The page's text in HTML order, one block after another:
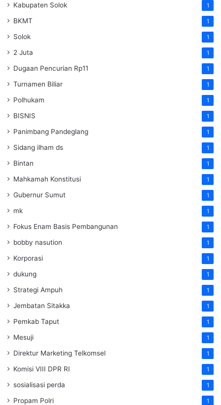
Kabupaten Solok 1
BKMT 1
Solok 1
2 Juta 1
Dugaan Pencurian Rp11 1
Turnamen Biliar 1
Polhukam 1
BISNIS 1
Panimbang Pandeglang 1
Sidang ilham ds 1
Bintan 1
Mahkamah Konstitusi 1
Gubernur Sumut 1
mk 1
Fokus Enam Basis Pembangunan 1
bobby nasution 1
Korporasi 1
dukung 1
Strategi Ampuh 1
Jembatan Sitakka 1
Pemkab Taput 1
Mesuji 1
Direktur Marketing Telkomsel 1
Komisi VIII DPR RI 1
sosialisasi perda 1
Propam Polri 1